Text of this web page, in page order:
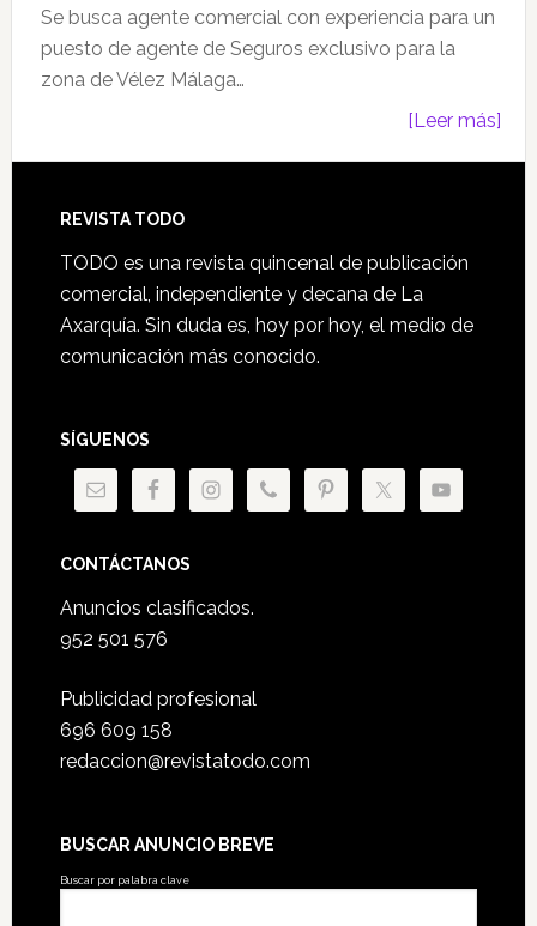
Se busca agente comercial con experiencia para un
puesto de agente de Seguros exclusivo para la
zona de Vélez Málaga…
[Leer más]
Footer
REVISTA TODO
TODO es una revista quincenal de publicación
comercial, independiente y decana de La
Axarquía. Sin duda es, hoy por hoy, el medio de
comunicación más conocido.
SÍGUENOS
CONTÁCTANOS
Anuncios clasificados.
952 501 576
Publicidad profesional
696 609 158
redaccion@revistatodo.com
BUSCAR ANUNCIO BREVE
Buscar por palabra clave